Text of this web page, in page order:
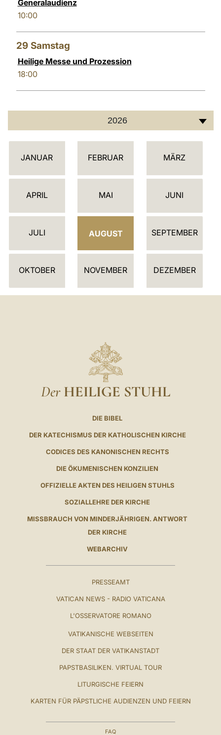
Generalaudienz
10:00
29 Samstag
Heilige Messe und Prozession
18:00
2026
K
L
D
R
JANUAR FEBRUAR MÄRZ
APRIL MAI JUNI
JULI AUGUST SEPTEMBER
OKTOBER NOVEMBER DEZEMBER
Der HEILIGE STUHL
DIE BIBEL
DER KATECHISMUS DER KATHOLISCHEN KIRCHE
CODICES DES KANONISCHEN RECHTS
DIE ÖKUMENISCHEN KONZILIEN
OFFIZIELLE AKTEN DES HEILIGEN STUHLS
SOZIALLEHRE DER KIRCHE
MISSBRAUCH VON MINDERJÄHRIGEN. ANTWORT
DER KIRCHE
WEBARCHIV
PRESSEAMT
VATICAN NEWS - RADIO VATICANA
L'OSSERVATORE ROMANO
VATIKANISCHE WEBSEITEN
DER STAAT DER VATIKANSTADT
PAPSTBASILIKEN. VIRTUAL TOUR
LITURGISCHE FEIERN
KARTEN FÜR PÄPSTLICHE AUDIENZEN UND FEIERN
FAQ